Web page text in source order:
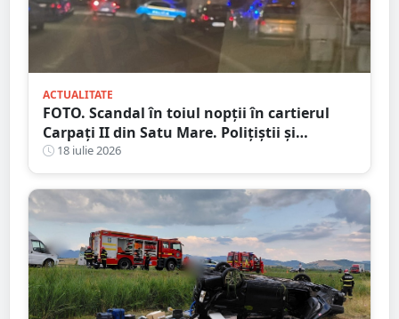
ACTUALITATE
FOTO. Scandal în toiul nopții în cartierul
Carpați II din Satu Mare. Polițiștii și
jandarmii au intervenit după un apel la 112
18 iulie 2026